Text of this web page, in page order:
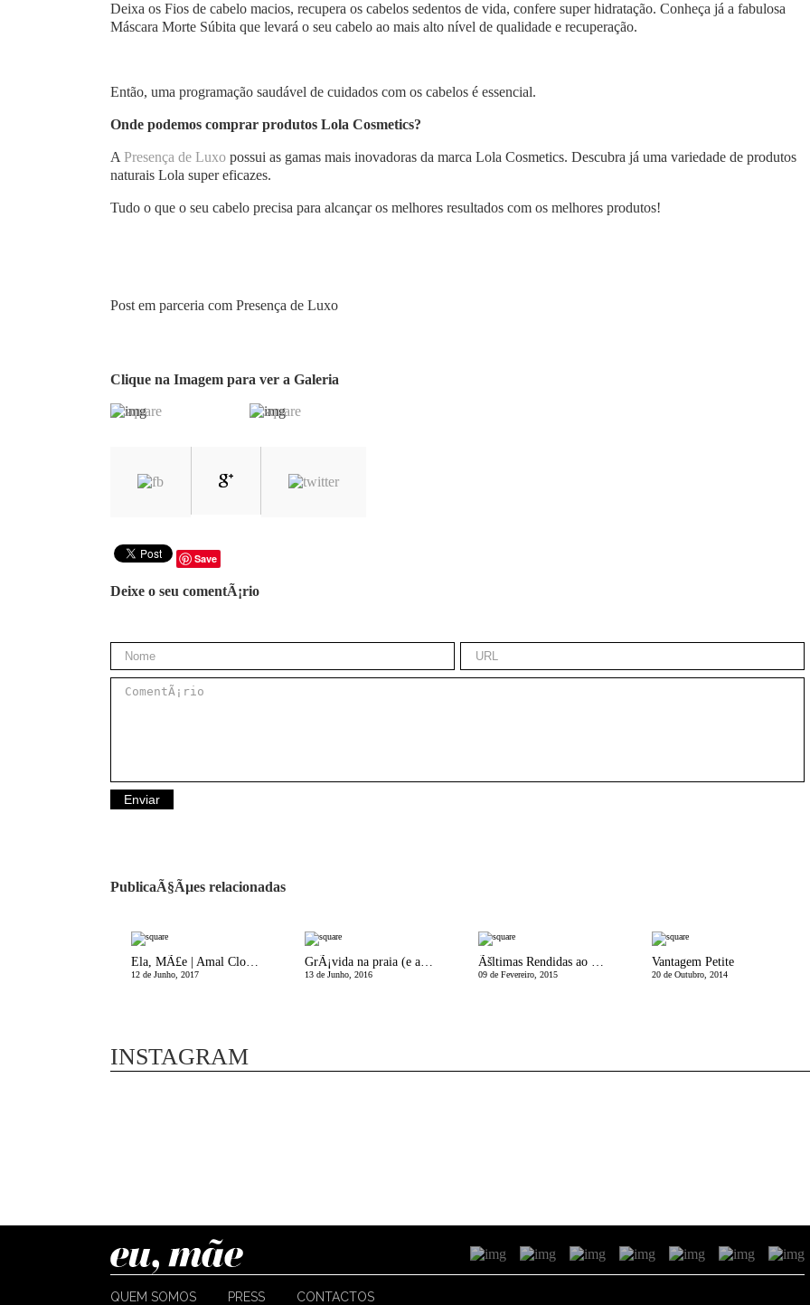
Deixa os Fios de cabelo macios, recupera os cabelos sedentos de vida, confere super hidratação. Conheça já a fabulosa
Máscara Morte Súbita que levará o seu cabelo ao mais alto nível de qualidade e recuperação.
Então, uma programação saudável de cuidados com os cabelos é essencial.
Onde podemos comprar produtos Lola Cosmetics?
APresença de Luxo possui as gamas mais inovadoras da marca Lola Cosmetics. Descubra já uma variedade de produtos
naturais Lola super eficazes.
Tudo o que o seu cabelo precisa para alcançar os melhores resultados com os melhores produtos!
Post em parceria com Presença de Luxo
Clique na Imagem para ver a Galeria
Save
Deixe o seu comentÃ¡rio
PublicaÃ§Ãµes relacionadas
12 de Junho, 2017 13 de Junho, 2016 09 de Fevereiro, 2015
Vantagem Petite
20 de Outubro, 2014
INSTAGRAM
QUEM SOMOS PRESS CONTACTOS